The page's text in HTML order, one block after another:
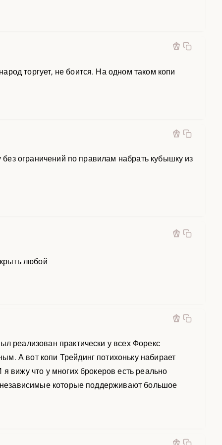
торгует, не боится. На одном таком копи
ограничений по правилам набрать кубышку из
любой
реализован практически у всех Форекс
А вот копи Трейдинг потихоньку набирает
вижу что у многих брокеров есть реально
которые поддерживают большое